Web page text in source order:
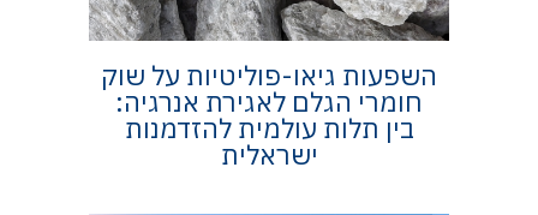
השפעות גיאו-פוליטיות על שוק
חומרי הגלם לאגירת אנרגיה:
בין תלות עולמית להזדמנות
ישראלית